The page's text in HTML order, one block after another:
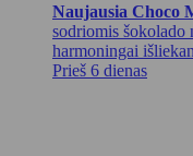
Naujausia Choco
sodriomis šokolado
harmoningai
Prieš 6 dienas